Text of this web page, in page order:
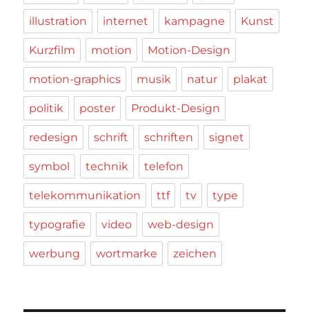
illustration internet kampagne Kunst
Kurzfilm motion Motion-Design
motion-graphics musik natur plakat
politik poster Produkt-Design
redesign schrift schriften signet
symbol technik telefon
telekommunikation ttf tv type
typografie video web-design
werbung wortmarke zeichen